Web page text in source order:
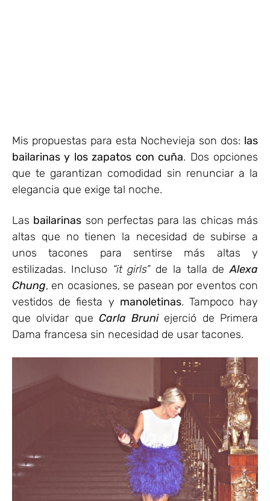
Mis propuestas para esta Nochevieja son dos: las
bailarinas y los zapatos con cuña. Dos opciones
que te garantizan comodidad sin renunciar a la
elegancia que exige tal noche.
Las bailarinas son perfectas para las chicas más
altas que no tienen la necesidad de subirse a
unos tacones para sentirse más altas y
estilizadas. Incluso “it girls”de la talla deAlexa
Chung, en ocasiones, se pasean por eventos con
vestidos de fiesta y manoletinas. Tampoco hay
que olvidar que Carla Bruniejerció de Primera
Dama francesa sin necesidad de usar tacones.